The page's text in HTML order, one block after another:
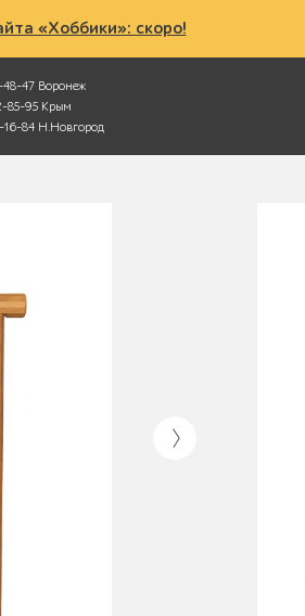
«Хоббики»: скоро!
48-47 Воронеж
85-95 Крым
16-84 Н.Новгород